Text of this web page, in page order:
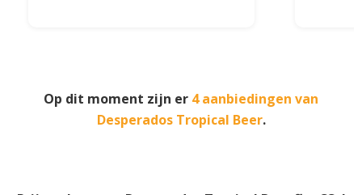
Op dit moment zijn er 4 aanbiedingen van
Desperados Tropical Beer.